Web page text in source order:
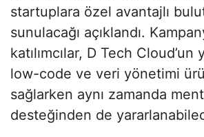
startuplara özel avantajlı
sunulacağı açıklandı.
katılımcılar, D Tech Cloud’un
low-code ve veri yönetimi
sağlarken aynı zamanda
desteğinden de